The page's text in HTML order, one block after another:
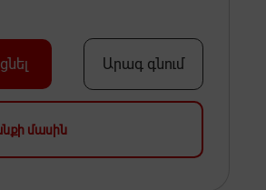
մասին
Արագ գնում